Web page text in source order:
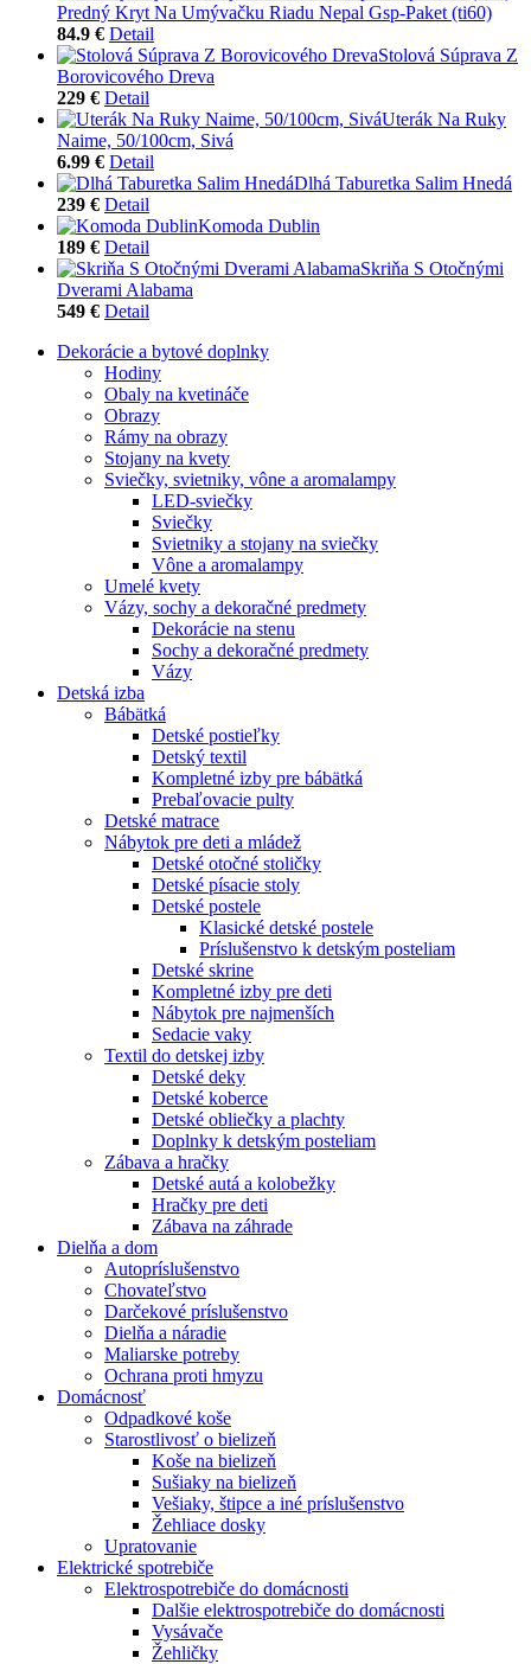
Predný Kryt Na Umývačku Riadu Nepal Gsp-Paket (ti60)
84.9 € Detail
Stolová Súprava Z
Borovicového Dreva
229 € Detail
Uterák Na Ruky
Naime, 50/100cm, Sivá
6.99 € Detail
Dlhá Taburetka Salim Hnedá
239 € Detail
Komoda Dublin
189 € Detail
Skriňa S Otočnými
Dverami Alabama
549 € Detail
Dekorácie a bytové doplnky
Hodiny
Obaly na kvetináče
Obrazy
Rámy na obrazy
Stojany na kvety
Sviečky, svietniky, vône a aromalampy
LED-sviečky
Sviečky
Svietniky a stojany na sviečky
Vône a aromalampy
Umelé kvety
Vázy, sochy a dekoračné predmety
Dekorácie na stenu
Sochy a dekoračné predmety
Vázy
Detská izba
Bábätká
Detské postieľky
Detský textil
Kompletné izby pre bábätká
Prebaľovacie pulty
Detské matrace
Nábytok pre deti a mládež
Detské otočné stoličky
Detské písacie stoly
Detské postele
Klasické detské postele
Príslušenstvo k detským posteliam
Detské skrine
Kompletné izby pre deti
Nábytok pre najmenších
Sedacie vaky
Textil do detskej izby
Detské deky
Detské koberce
Detské obliečky a plachty
Doplnky k detským posteliam
Zábava a hračky
Detské autá a kolobežky
Hračky pre deti
Zábava na záhrade
Dielňa a dom
Autopríslušenstvo
Chovateľstvo
Darčekové príslušenstvo
Dielňa a náradie
Maliarske potreby
Ochrana proti hmyzu
Domácnosť
Odpadkové koše
Starostlivosť o bielizeň
Koše na bielizeň
Sušiaky na bielizeň
Vešiaky, štipce a iné príslušenstvo
Žehliace dosky
Upratovanie
Elektrické spotrebiče
Elektrospotrebiče do domácnosti
Dalšie elektrospotrebiče do domácnosti
Vysávače
Žehličky